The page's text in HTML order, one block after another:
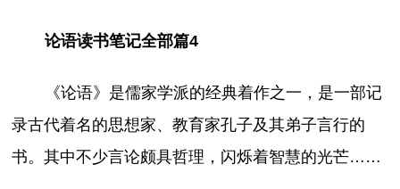
论语读书笔记全部篇4
《论语》是儒家学派的经典着作之一，是一部记
录古代着名的思想家、教育家孔子及其弟子言行的
书。其中不少言论颇具哲理，闪烁着智慧的光芒……